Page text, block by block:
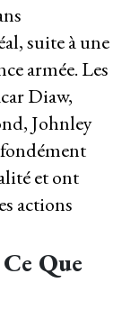
suite à une
armée. Les
Diaw,
Johnley
et ont
actions
Que